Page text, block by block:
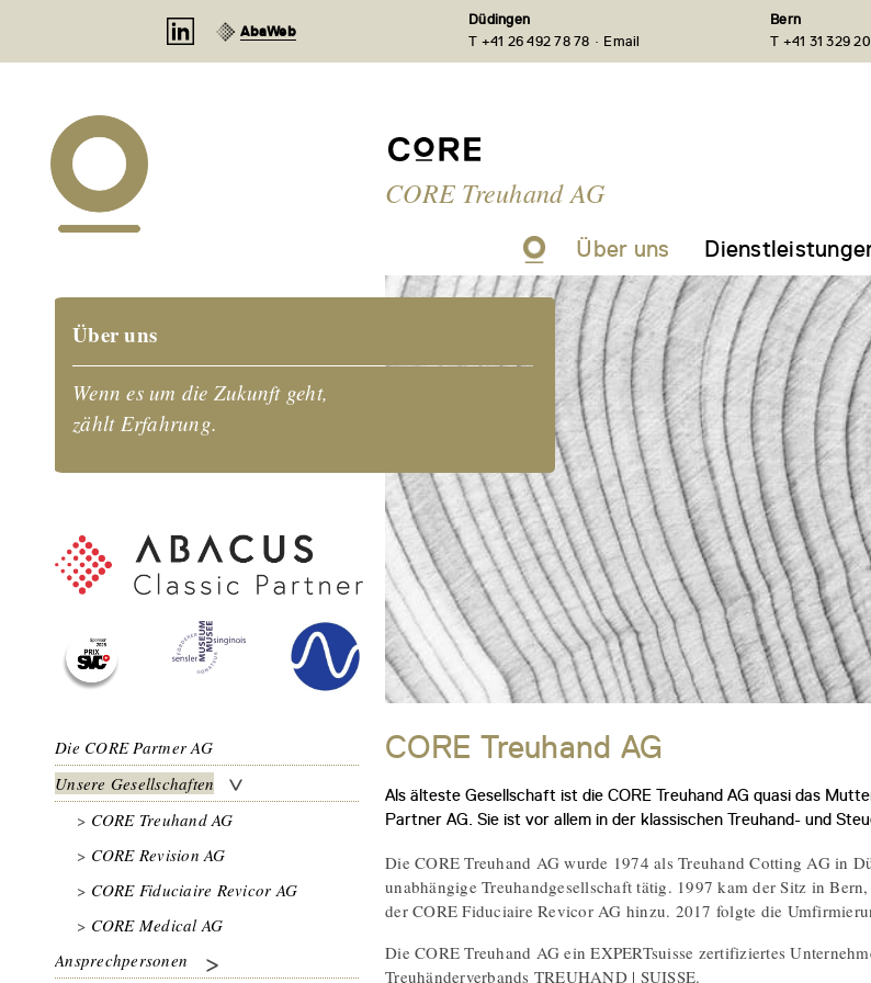
AbaWeb
Düdingen
T +41 26 492 78 78 · Email
Bern
T +41 31 329
CORE Treuhand AG
Über uns
Über uns
Wenn es um die Zukunft geht,
zählt Erfahrung.
Die CORE Partner AG
Unsere Gesellschaften
CORE Treuhand AG
CORE Revision AG
CORE Fiduciaire Revicor AG
CORE Medical AG
Ansprechpersonen
CORE Treuhand AG
Als älteste Gesellschaft ist die CORE Treuhand AG quasi das
Partner AG. Sie ist vor allem in der klassischen Treuhand- und
Die CORE Treuhand AG wurde 1974 als Treuhand Cotting AG in
unabhängige Treuhandgesellschaft tätig. 1997 kam der Sitz in
der CORE Fiduciaire Revicor AG hinzu. 2017 folgte die
Die CORE Treuhand AG ein EXPERTsuisse zertifiziertes
Treuhänderverbands TREUHAND | SUISSE.